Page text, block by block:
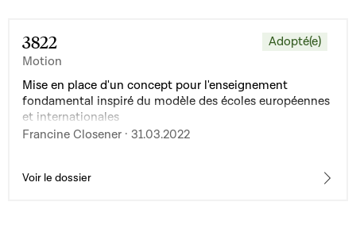
3822
Motion
Adopté(e)
Mise en place d'un concept pour l'enseignement
fondamental inspiré du modèle des écoles européennes
et internationales
Francine Closener · 31.03.2022
Voir le dossier